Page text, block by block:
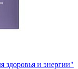
здоровья и энергии"